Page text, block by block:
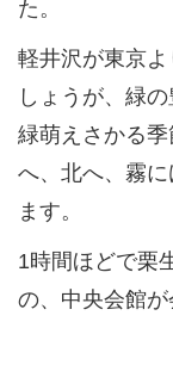
た。
軽井沢が東京
しょうが、緑
緑萌えさかる
へ、北へ、霧
ます。
1時間ほどで栗
の、中央会館が